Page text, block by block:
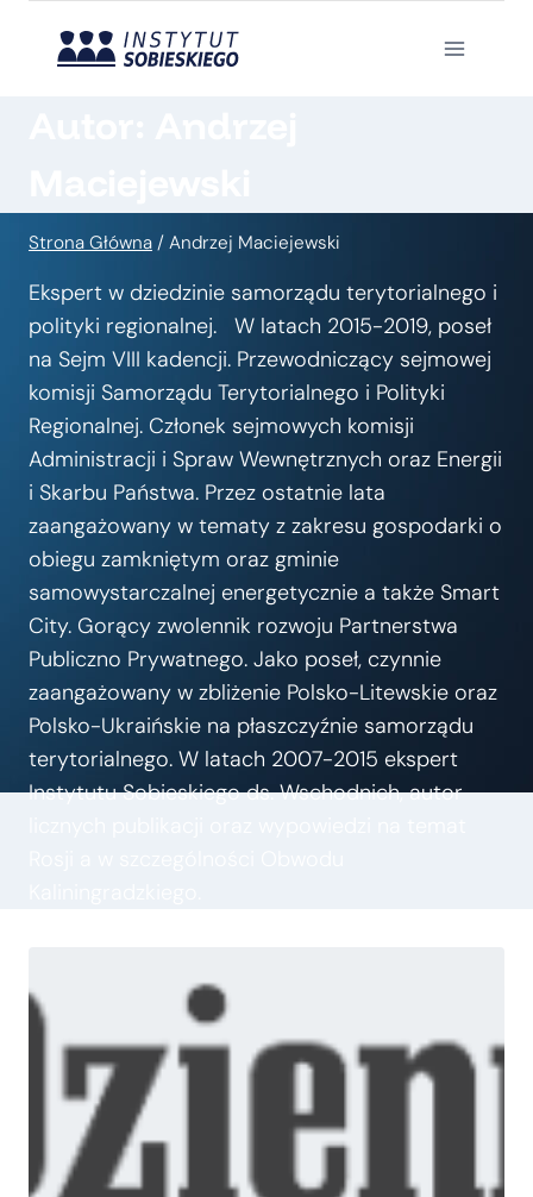
Strona Główna / Andrzej Maciejewski
Ekspert w dziedzinie samorządu terytorialnego i
polityki regionalnej. W latach 2015-2019, poseł
na Sejm VIII kadencji. Przewodniczący sejmowej
komisji Samorządu Terytorialnego i Polityki
Regionalnej. Członek sejmowych komisji
Administracji i Spraw Wewnętrznych oraz Energii
i Skarbu Państwa. Przez ostatnie lata
zaangażowany w tematy z zakresu gospodarki o
obiegu zamkniętym oraz gminie
samowystarczalnej energetycznie a także Smart
City. Gorący zwolennik rozwoju Partnerstwa
Publiczno Prywatnego. Jako poseł, czynnie
zaangażowany w zbliżenie Polsko-Litewskie oraz
Polsko-Ukraińskie na płaszczyźnie samorządu
terytorialnego. W latach 2007-2015 ekspert
Instytutu Sobieskiego ds. Wschodnich, autor